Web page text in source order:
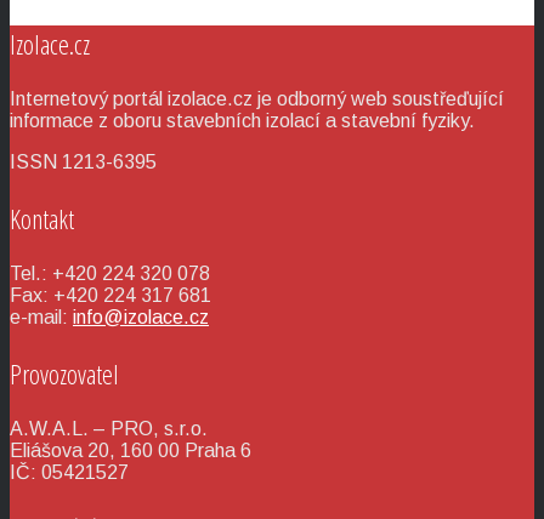
Izolace.cz
Internetový portál izolace.cz je odborný web soustřeďující
informace z oboru stavebních izolací a stavební fyziky.
ISSN 1213-6395
Kontakt
Tel.: +420 224 320 078
Fax: +420 224 317 681
e-mail: info@izolace.cz
Provozovatel
A.W.A.L. – PRO, s.r.o.
Eliášova 20, 160 00 Praha 6
IČ: 05421527